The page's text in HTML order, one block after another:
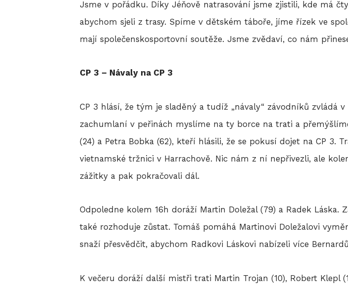
Jsme v pořádku. Díky Jéňově natrasování jsme zjistili, kde má
abychom sjeli z trasy. Spíme v dětském táboře, jíme řízek ve
mají společenskosportovní soutěže. Jsme zvědaví, co nám
CP 3 – Návaly na CP 3
CP 3 hlásí, že tým je sladěný a tudíž „návaly“ závodníků zvládá
zachumlaní v peřinách myslíme na ty borce na trati a
(24) a Petra Bobka (62), kteří hlásili, že se pokusí dojet na CP 3.
vietnamské tržnici v Harrachově. Nic nám z ní nepřivezli, ale
zážitky a pak pokračovali dál.
Odpoledne kolem 16h doráží Martin Doležal (79) a Radek
také rozhoduje zůstat. Tomáš pomáhá Martinovi Doležalovi
snaží přesvědčit, abychom Radkovi Láskovi nabízeli více
K večeru doráží další mistři trati Martin Trojan (10), Robert Klepl